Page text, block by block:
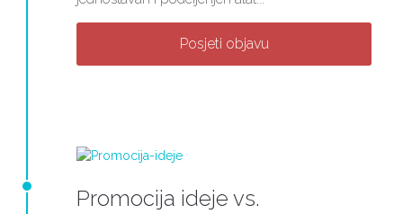
Posjeti objavu
Promocija ideje vs.